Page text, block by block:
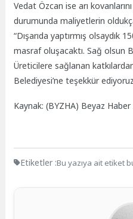
Vedat Özcan ise arı
durumunda maliyetlerin
“Dışarıda yaptırmış olsaydık
masraf oluşacaktı. Sağ olsun
Üreticilere sağlanan
Belediyesi’ne teşekkür
Kaynak: (BYZHA) Beyaz Haber
Etiketler :Bu yazıya ait etiket